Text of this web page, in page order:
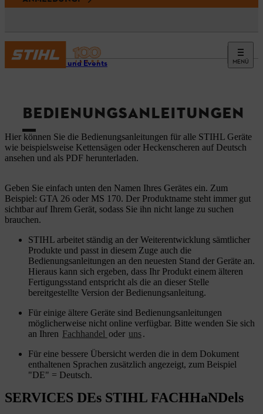
MENÜ
Service und Events
BEDIENUNGSANLEITUNGEN
Hier können Sie die Bedienungsanleitungen für alle STIHL Geräte
wie beispielsweise Kettensägen oder Heckenscheren auf Deutsch
ansehen und als PDF herunterladen.
Geben Sie einfach unten den Namen Ihres Gerätes ein. Zum
Beispiel: GTA 26 oder MS 170. Der Produktname steht immer gut
sichtbar auf Ihrem Gerät, sodass Sie ihn nicht lange zu suchen
brauchen.
STIHL arbeitet ständig an der Weiterentwicklung sämtlicher
Produkte und passt in diesem Zuge auch die
Bedienungsanleitungen an den neuesten Stand der Geräte an.
Hieraus kann sich ergeben, dass Ihr Produkt einem älteren
Fertigungsstand entspricht als die an dieser Stelle
bereitgestellte Version der Bedienungsanleitung.
Für einige ältere Geräte sind Bedienungsanleitungen
möglicherweise nicht online verfügbar. Bitte wenden Sie sich
an Ihren Fachhandel oder uns.
Für eine bessere Übersicht werden die in dem Dokument
enthaltenen Sprachen zusätzlich angezeigt, zum Beispiel
"DE" = Deutsch.
SERVICES DEs STIHL FACHHaNDels